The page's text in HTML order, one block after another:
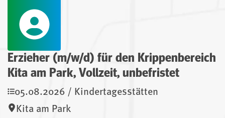
Erzieher (m/w/d) für den Krippenbereich
Kita am Park, Vollzeit, unbefristet
05.08.2026 / Kindertagesstätten
Kita am Park